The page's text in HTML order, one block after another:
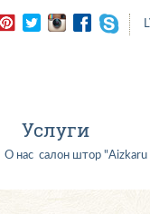
Услуги
О нас салон штор "Aizkaru